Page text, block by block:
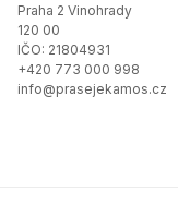
Praha 2 Vinohrady
120 00
IČO: 21804931
+420 773 000 998
info@prasejekamos.cz